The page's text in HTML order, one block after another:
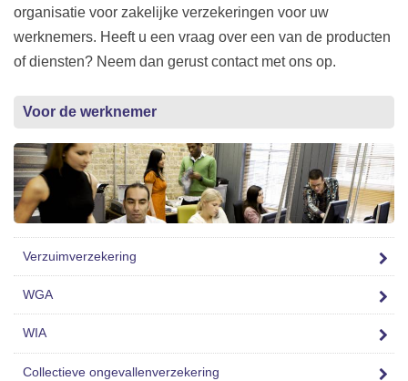
organisatie voor zakelijke verzekeringen voor uw
werknemers. Heeft u een vraag over een van de producten
of diensten? Neem dan gerust contact met ons op.
Voor de werknemer
Verzuimverzekering
WGA
WIA
Collectieve ongevallenverzekering